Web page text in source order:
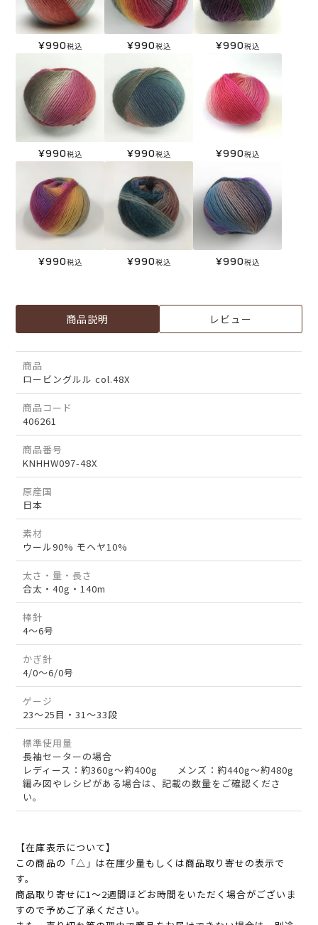
¥990税込 ¥990税込 ¥990税込
¥990税込 ¥990税込 ¥990税込
¥990税込 ¥990税込 ¥990税込
商品説明 レビュー
商品
ロービングルル col.48X
商品コード
406261
商品番号
KNHHW097-48X
原産国
日本
素材
ウール90% モヘヤ10%
太さ・量・長さ
合太・40g・140m
棒針
4～6号
かぎ針
4/0～6/0号
ゲージ
23～25目・31～33段
標準使用量
長袖セーターの場合
レディース：約360g～約400g メンズ：約440g～約480g
編み図やレシピがある場合は、記載の数量をご確認くださ
い。
【在庫表示について】
この商品の「△」は在庫少量もしくは商品取り寄せの表示で
す。
商品取り寄せに1～2週間ほどお時間をいただく場合がございま
すので予めご了承ください。